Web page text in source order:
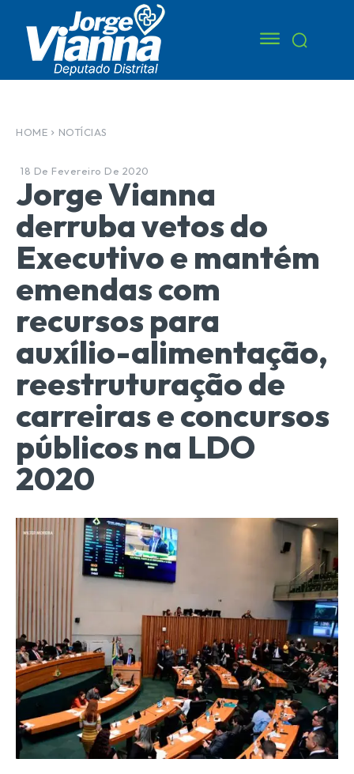
HOME NOTÍCIAS
18 De Fevereiro De 2020
Jorge Vianna
derruba vetos do
Executivo e mantém
emendas com
recursos para
auxílio-alimentação,
reestruturação de
carreiras e concursos
públicos na LDO
2020